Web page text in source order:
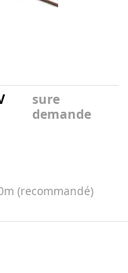
sure
demande
(recommandé)